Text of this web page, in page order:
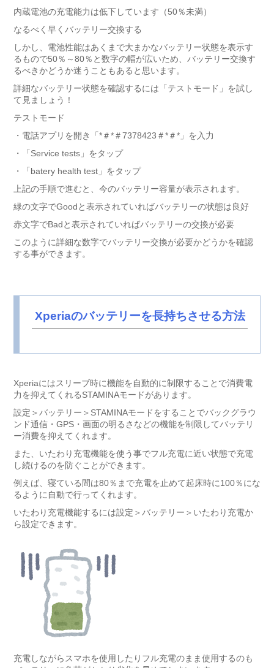
内蔵電池の充電能力は低下しています（50％未満）
なるべく早くバッテリー交換する
しかし、電池性能はあくまで大まかなバッテリー状態を表示す
るもので50％～80％と数字の幅が広いため、バッテリー交換す
るべきかどうか迷うこともあると思います。
詳細なバッテリー状態を確認するには「テストモード」を試し
て見ましょう！
テストモード
・電話アプリを開き「*＃*＃7378423＃*＃*」を入力
・「Service tests」をタップ
・「batery health test」をタップ
上記の手順で進むと、今のバッテリー容量が表示されます。
緑の文字でGoodと表示されていればバッテリーの状態は良好
赤文字でBadと表示されていればバッテリーの交換が必要
このように詳細な数字でバッテリー交換が必要かどうかを確認
する事ができます。
Xperiaのバッテリーを長持ちさせる方法
Xperiaにはスリーブ時に機能を自動的に制限することで消費電
力を抑えてくれるSTAMINAモードがあります。
設定＞バッテリー＞STAMINAモードをすることでバックグラウ
ンド通信・GPS・画面の明るさなどの機能を制限してバッテリ
ー消費を抑えてくれます。
また、いたわり充電機能を使う事でフル充電に近い状態で充電
し続けるのを防ぐことができます。
例えば、寝ている間は80％まで充電を止めて起床時に100％にな
るように自動で行ってくれます。
いたわり充電機能するには設定＞バッテリー＞いたわり充電か
ら設定できます。
充電しながらスマホを使用したりフル充電のまま使用するのも